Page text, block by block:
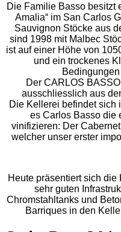
Die Familie Basso besitzt
Amalia“ im San Carlos
Sauvignon Stöcke aus
sind 1998 mit Malbec
ist auf einer Höhe von
und ein trockenes
Der CARLOS
ausschliesslich aus
Die Kellerei befindet sich
es Carlos Basso die
vinifizieren: Der
welcher unser erster
Heute präsentiert sich die
sehr guten
Chromstahltanks und
Barriques in den